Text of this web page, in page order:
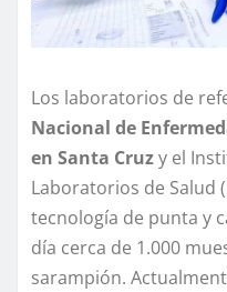
Los laboratorios de
Nacional de
en Santa Cruzy el
Laboratorios de Salud
tecnología de punta y
día cerca de 1.000
sarampión.